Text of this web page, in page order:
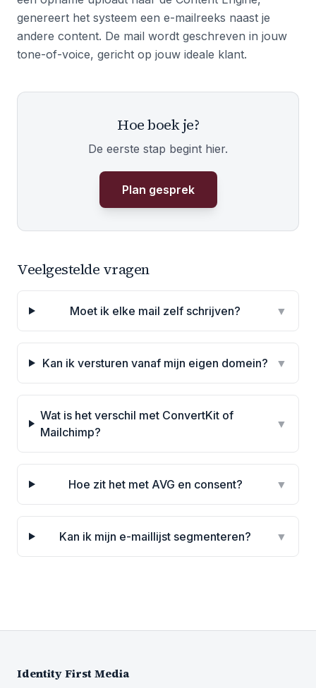
genereert het systeem een e-mailreeks naast je
andere content. De mail wordt geschreven in jouw
tone-of-voice, gericht op jouw ideale klant.
Hoe boek je?
De eerste stap begint hier.
Plan gesprek
Veelgestelde vragen
Moet ik elke mail zelf schrijven? ▼
Kan ik versturen vanaf mijn eigen domein? ▼
Wat is het verschil met ConvertKit of
Mailchimp?
▼
Hoe zit het met AVG en consent? ▼
Kan ik mijn e-maillijst segmenteren? ▼
Identity First Media